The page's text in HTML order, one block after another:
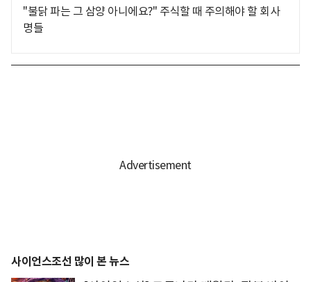
"불닭 파는 그 삼양 아니에요?" 주식할 때 주의해야 할 회사
명들
사이언스조선 많이 본 뉴스